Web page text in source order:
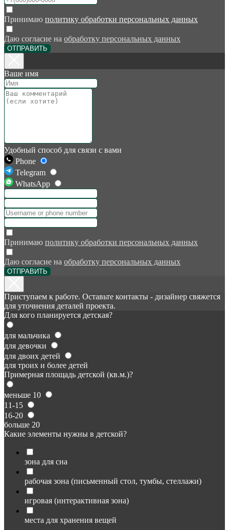
Принимаю политику обработки персональных данных
Даю согласие на обработку персональных данных
ОТПРАВИТЬ
Ваше имя
Удобный способ для связи с вами
Phone
Telegram
WhatsApp
Принимаю политику обработки персональных данных
Даю согласие на обработку персональных данных
ОТПРАВИТЬ
Приступаем к работе. Оставьте контакты - дизайнер свяжется
для уточнения деталей проекта.
Для кого планируется детская?
для мальчика
для девочки
для двоих детей
для троих и более детей
Примерная площадь детской (кв.м.)?
меньше 10
11-15
16-20
больше 20
Какие элементы нужны в детской?
зона для сна
рабочая зона (письменный стол, тумбы, стеллажи)
игровая (интерактивная зона)
места для хранения вещей